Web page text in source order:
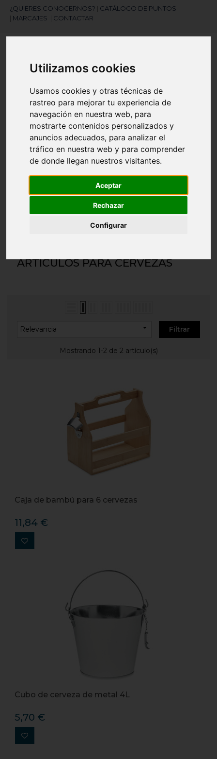
Utilizamos cookies
Usamos cookies y otras técnicas de
rastreo para mejorar tu experiencia de
navegación en nuestra web, para
mostrarte contenidos personalizados y
anuncios adecuados, para analizar el
tráfico en nuestra web y para comprender
de donde llegan nuestros visitantes.
Aceptar
Rechazar
Configurar
¿QUIERES CONOCERNOS?
CATÁLOGO DE PUNTOS
MARCAJES CONTACTAR
¿Necesitas ayuda?
945 121 003
Navegación
palanca
ARTÍCULOS PARA CERVEZAS
Relevancia  Filtrar
Mostrando 1-2 de 2 artículo(s)
Caja de bambú para 6 cervezas
11,84 €
Cubo de cerveza de metal 4L
5,70 €